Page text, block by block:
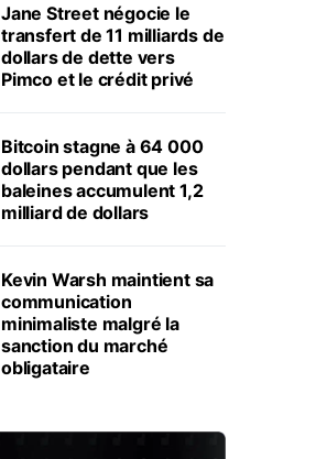
Jane Street négocie le
transfert de 11 milliards de
dollars de dette vers
Pimco et le crédit privé
Bitcoin stagne à 64 000
dollars pendant que les
baleines accumulent 1,2
milliard de dollars
Kevin Warsh maintient sa
communication
minimaliste malgré la
sanction du marché
obligataire